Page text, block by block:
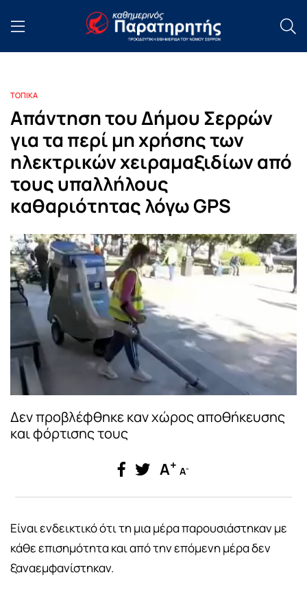
ΤΟΠΙΚΑ
Aπάντηση του Δήμου Σερρών
για τα περί μη χρήσης των
ηλεκτρικών χειραμαξιδίων από
τους υπαλλήλους
καθαριότητας λόγω GPS
Δεν προβλέφθηκε καν χώρος αποθήκευσης
και φόρτισης τους
A+ A-
Είναι ενδεικτικό ότι τη μια μέρα παρουσιάστηκαν με
κάθε επισημότητα και από την επόμενη μέρα δεν
ξαναεμφανίστηκαν.